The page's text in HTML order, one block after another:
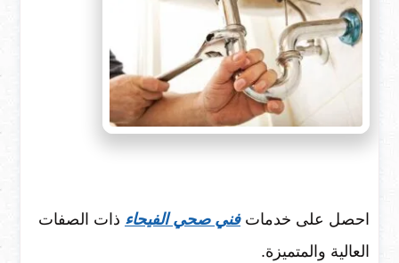
احصل على خدماتفني صحي الفيحاء ذات الصفات
العالية والمتميزة.